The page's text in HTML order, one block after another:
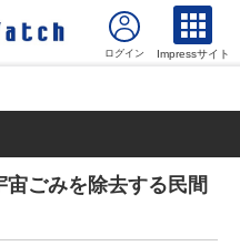
Impressサイト
ごみを除去する民間